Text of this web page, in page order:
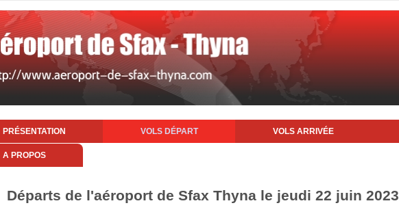
PRÉSENTATION VOLS DÉPART VOLS ARRIVÉE
A PROPOS
Départs de l'aéroport de Sfax Thyna le jeudi 22 juin 2023